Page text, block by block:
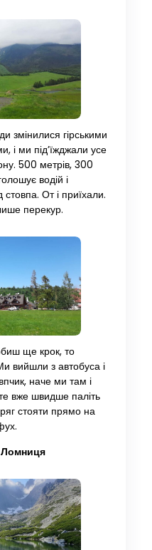
змінилися гірськими
і ми під’їжджали усе
500 метрів, 300
водій і
стовпа. От і приїхали.
перекур.
ще крок, то
вийшли з автобуса і
наче ми там і
вже швидше паліть
стояти прямо на
Ломниця